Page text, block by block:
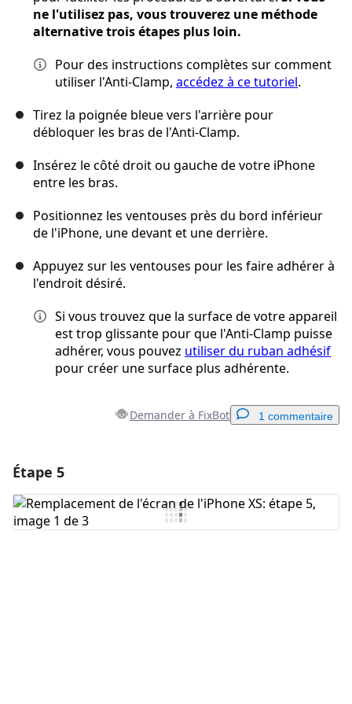
ne l'utilisez pas, vous trouverez une méthode
alternative trois étapes plus loin.
Pour des instructions complètes sur comment
utiliser l'Anti-Clamp, accédez à ce tutoriel.
Tirez la poignée bleue vers l'arrière pour
débloquer les bras de l'Anti-Clamp.
Insérez le côté droit ou gauche de votre iPhone
entre les bras.
Positionnez les ventouses près du bord inférieur
de l'iPhone, une devant et une derrière.
Appuyez sur les ventouses pour les faire adhérer à
l'endroit désiré.
Si vous trouvez que la surface de votre appareil
est trop glissante pour que l'Anti-Clamp puisse
adhérer, vous pouvez utiliser du ruban adhésif
pour créer une surface plus adhérente.
Demander à FixBot 1 commentaire
Ajouter un commentaire
Étape 5